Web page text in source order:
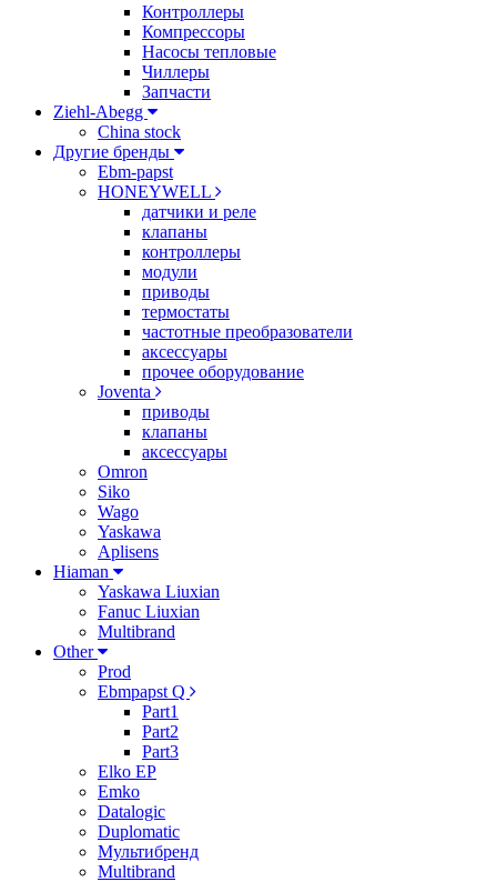
Контроллеры
Компрессоры
Насосы тепловые
Чиллеры
Запчасти
Ziehl-Abegg
China stock
Другие бренды
Ebm-papst
HONEYWELL
датчики и реле
клапаны
контроллеры
модули
приводы
термостаты
частотные преобразователи
аксессуары
прочее оборудование
Joventa
приводы
клапаны
аксессуары
Omron
Siko
Wago
Yaskawa
Aplisens
Hiaman
Yaskawa Liuxian
Fanuc Liuxian
Multibrand
Other
Prod
Ebmpapst Q
Part1
Part2
Part3
Elko EP
Emko
Datalogic
Duplomatic
Мультибренд
Multibrand